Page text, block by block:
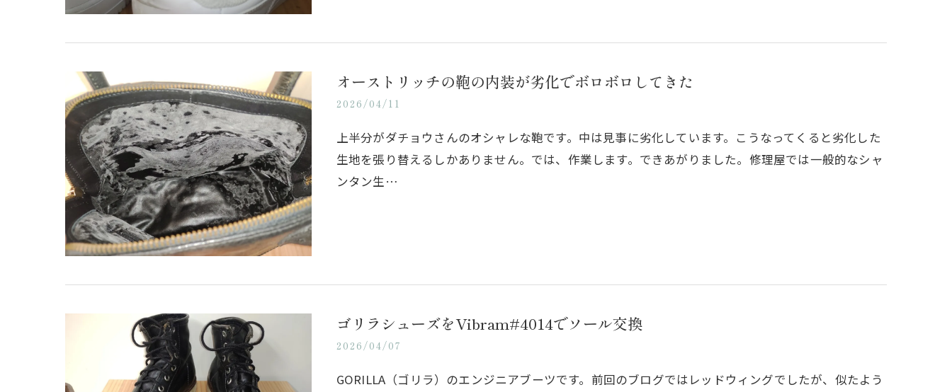
オーストリッチの鞄の内装が劣化でボロボロしてきた
2026/04/11
上半分がダチョウさんのオシャレな鞄です。中は見事に劣化しています。こうなってくると劣化した
生地を張り替えるしかありません。では、作業します。できあがりました。修理屋では一般的なシャ
ンタン生…
ゴリラシューズをVibram#4014でソール交換
2026/04/07
GORILLA（ゴリラ）のエンジニアブーツです。前回のブログではレッドウィングでしたが、似たよう